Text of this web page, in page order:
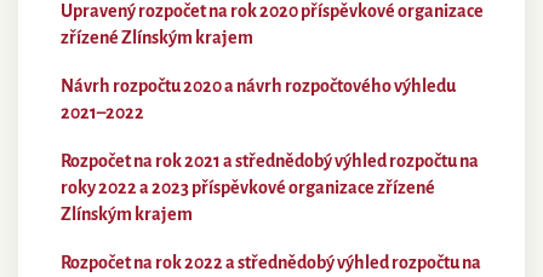
Upravený rozpočet na rok 2020 příspěvkové organizace
zřízené Zlínským krajem
Návrh rozpočtu 2020 a návrh rozpočtového výhledu
2021–2022
Rozpočet na rok 2021 a střednědobý výhled rozpočtu na
roky 2022 a 2023 příspěvkové organizace zřízené
Zlínským krajem
Rozpočet na rok 2022 a střednědobý výhled rozpočtu na